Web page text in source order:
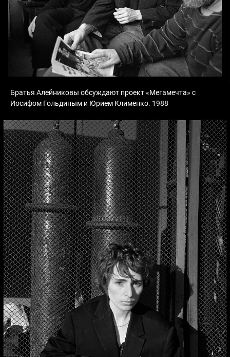
Братья Алейниковы обсуждают проект «Мегамечта» с
Иосифом Гольдиным и Юрием Клименко. 1988